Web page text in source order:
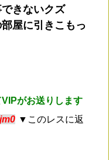
きないクズ
屋に引きこもっ
がお送りします
▼このレスに返